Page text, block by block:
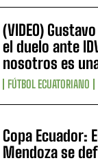
(VIDEO)
el duelo ante
nosotros es
FÚTBOL ECUATORIANO
Copa Ecuador:
Mendoza se